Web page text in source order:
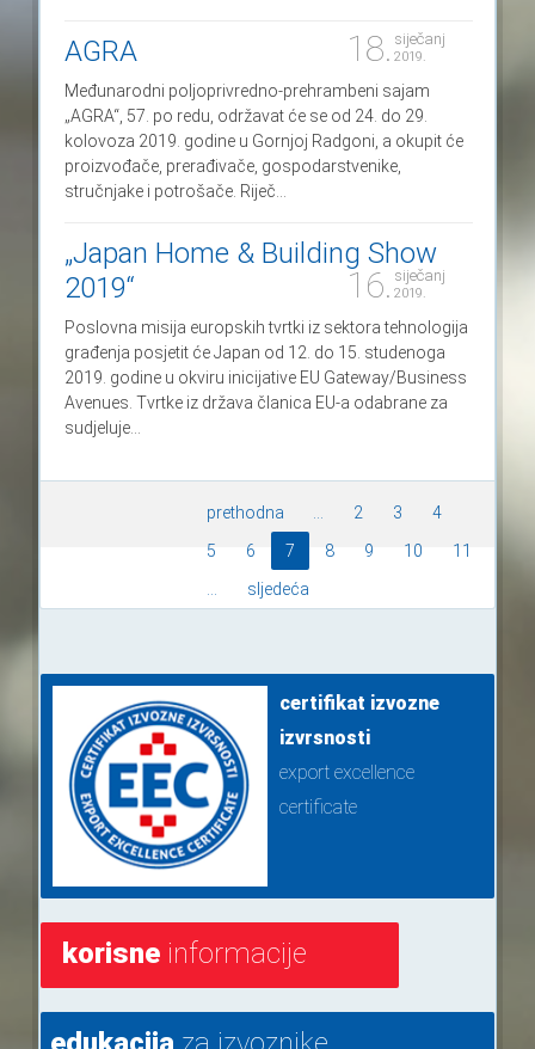
18. siječanj
2019.
AGRA
Međunarodni poljoprivredno-prehrambeni sajam
„AGRA“, 57. po redu, održavat će se od 24. do 29.
kolovoza 2019. godine u Gornjoj Radgoni, a okupit će
proizvođače, prerađivače, gospodarstvenike,
stručnjake i potrošače. Riječ...
16. siječanj
2019.
„Japan Home & Building Show
2019“
Poslovna misija europskih tvrtki iz sektora tehnologija
građenja posjetit će Japan od 12. do 15. studenoga
2019. godine u okviru inicijative EU Gateway/Business
Avenues. Tvrtke iz država članica EU-a odabrane za
sudjeluje...
prethodna 2 3
4
5
6 7 8 9 10
11
sljedeća
certifikat izvozne
izvrsnosti
export excellence
certificate
korisneinformacije